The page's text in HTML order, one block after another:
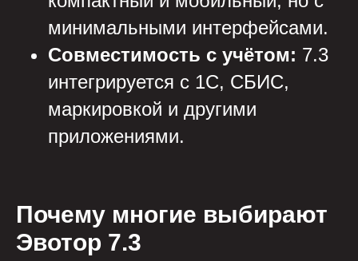
минимальными интерфейсами.
Совместимость с учётом: 7.3
интегрируется с 1С, СБИС,
маркировкой и другими
приложениями.
Почему многие выбирают
Эвотор 7.3